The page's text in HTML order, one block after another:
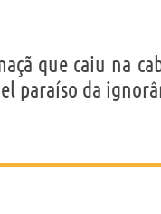
que caiu na
paraíso da